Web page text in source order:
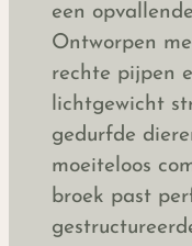
een
Ontworpen
rechte pijpen
lichtgewicht
gedurfde
moeiteloos
broek past